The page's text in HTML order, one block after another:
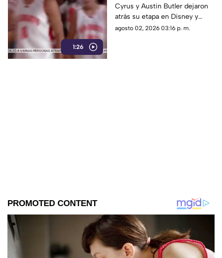
1:26
transformación de
Zendaya, Miley y
Austin Butler
Cyrus y Austin Butler dejaron
atrás su etapa en Disney y
Nickelodeon para convertirse
agosto 02, 2026 03:16 p. m.